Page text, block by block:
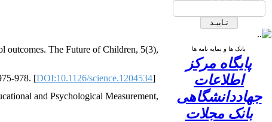
بانک ها و نمایه نامه ها
پایگاه مرکز
اطلاعات
جهاددانشگاهی
بانک مجلات
outcomes. The Future of Children, 5(3),
978. [DOI:10.1126/science.1204534]
and Psychological Measurement,